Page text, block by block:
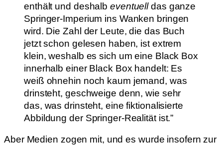
enthält und deshalb eventuelldas ganze
Springer-Imperium ins Wanken bringen
wird. Die Zahl der Leute, die das Buch
jetzt schon gelesen haben, ist extrem
klein, weshalb es sich um eine Black Box
innerhalb einer Black Box handelt: Es
weiß ohnehin noch kaum jemand, was
drinsteht, geschweige denn, wie sehr
das, was drinsteht, eine fiktionalisierte
Abbildung der Springer-Realität ist.”
Aber Medien zogen mit, und es wurde insofern zur